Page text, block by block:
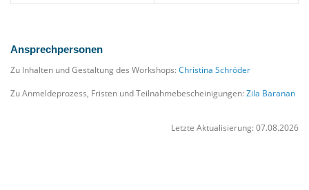
Ansprechpersonen
Zu Inhalten und Gestaltung des Workshops:Christina Schröder
Zu Anmeldeprozess, Fristen und Teilnahmebescheinigungen:Zila Baranan
Letzte Aktualisierung: 07.08.2026